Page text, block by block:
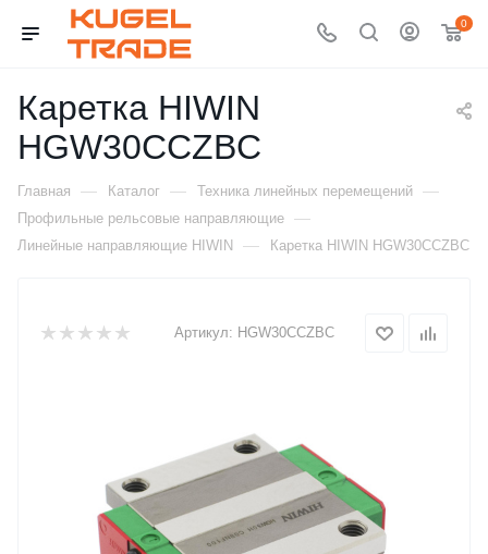
0
Каретка HIWIN
HGW30CCZBC
Главная — Каталог — Техника линейных перемещений —
Профильные рельсовые направляющие —
Линейные направляющие HIWIN — Каретка HIWIN HGW30CCZBC
Артикул: HGW30CCZBC